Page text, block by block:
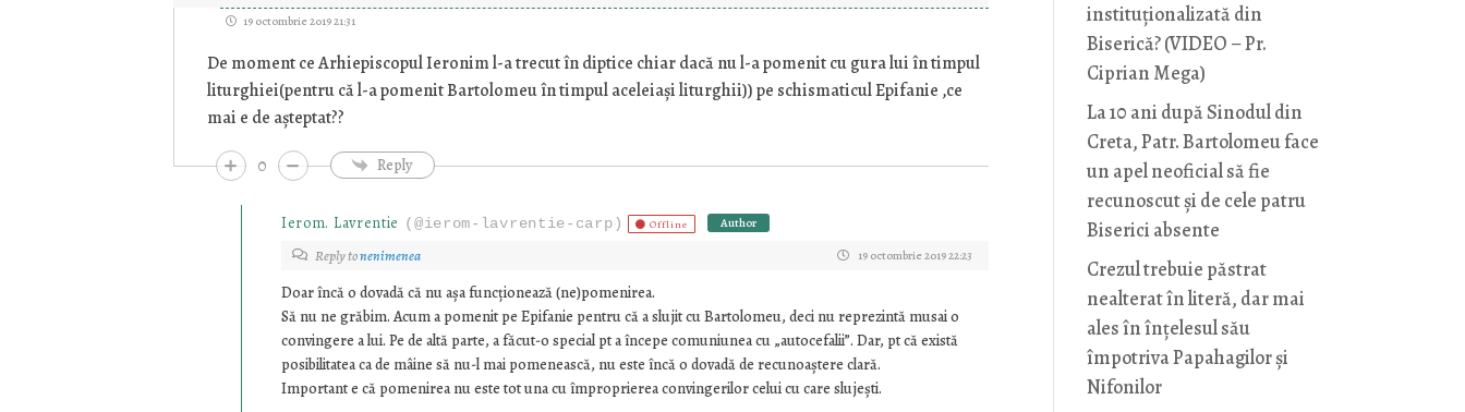
19 octombrie 2019 21:31
De moment ce Arhiepiscopul Ieronim l-a trecut în diptice chiar dacă nu l-a pomenit cu gura lui în timpul
liturghiei(pentru că l-a pomenit Bartolomeu în timpul aceleiași liturghii)) pe schismaticul Epifanie ,ce
mai e de așteptat??
0
Reply
Ierom. Lavrentie (@ierom-lavrentie-carp) Offline Author
Reply tonenimenea 19 octombrie 2019 22:23
Doar încă o dovadă că nu așa funcționează (ne)pomenirea.
Să nu ne grăbim. Acum a pomenit pe Epifanie pentru că a slujit cu Bartolomeu, deci nu reprezintă musai o
convingere a lui. Pe de altă parte, a făcut-o special pt a începe comuniunea cu „autocefalii”. Dar, pt că există
posibilitatea ca de mâine să nu-l mai pomenească, nu este încă o dovadă de recunoaștere clară.
Important e că pomenirea nu este tot una cu împroprierea convingerilor celui cu care slujești.
instituționalizată din
Biserică? (VIDEO – Pr.
Ciprian Mega)
La 10 ani după Sinodul din
Creta, Patr. Bartolomeu face
un apel neoficial să fie
recunoscut și de cele patru
Biserici absente
Crezul trebuie păstrat
nealterat în literă, dar mai
ales în înțelesul său
împotriva Papahagilor și
Nifonilor